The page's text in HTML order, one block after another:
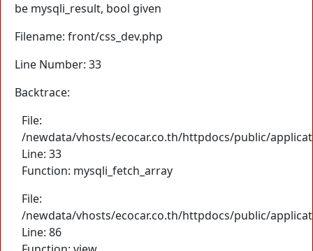
be mysqli_result, bool given
Filename: front/css_dev.php
Line Number: 33
Backtrace:
File:
/newdata/vhosts/ecocar.co.th/httpdocs/public/
Line: 33
Function: mysqli_fetch_array
File:
/newdata/vhosts/ecocar.co.th/httpdocs/public/
Line: 86